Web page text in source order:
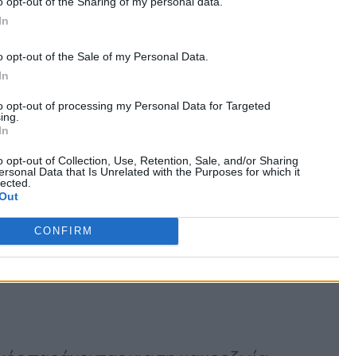
opt-out of the Sale of my Personal Data.
opt-out of processing my Personal Data for Targeted
opt-out of Collection, Use, Retention, Sale, and/or Sharing
Data that Is Unrelated with the Purposes for which it
CONFIRM
μπορείτε να ακολουθήσετε και
για να ζήσετε μέχρι τα 100.
ζήσετε μέχρι τα 100
και τη δια βίου μάθηση